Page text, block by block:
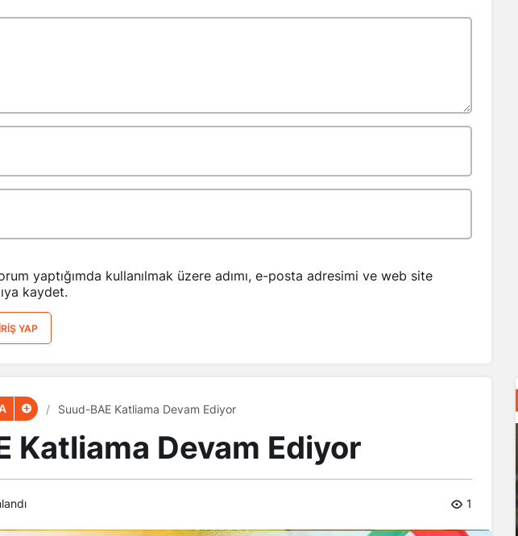
yaptığımda kullanılmak üzere adımı, e-posta adresimi ve web site
kaydet.
YAP
Suud-BAE Katliama Devam Ediyor
Katliama Devam Ediyor
1